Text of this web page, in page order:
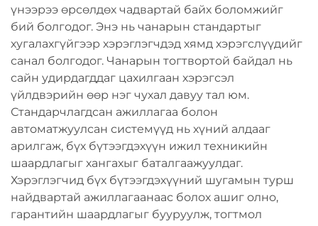
үнээрээ өрсөлдөх чадвартай байх боломжийг
бий болгодог. Энэ нь чанарын стандартыг
хугалахгүйгээр хэрэглэгчдэд хямд хэрэгслүүдийг
санал болгодог. Чанарын тогтвортой байдал нь
сайн удирдагддаг цахилгаан хэрэгсэл
үйлдвэрийн өөр нэг чухал давуу тал юм.
Стандарчлагдсан ажиллагаа болон
автоматжуулсан системүүд нь хүний алдааг
арилгаж, бүх бүтээгдэхүүн ижил техникийн
шаардлагыг хангахыг баталгаажуулдаг.
Хэрэглэгчид бүх бүтээгдэхүүний шугамын турш
найдвартай ажиллагаанаас болох ашиг олно,
гарантийн шаардлагыг бууруулж, тогтмол